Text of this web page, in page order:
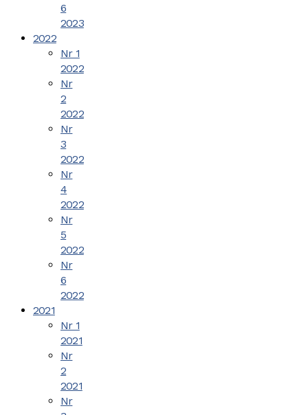
6
2023
2022
Nr 1
2022
Nr
2
2022
Nr
3
2022
Nr
4
2022
Nr
5
2022
Nr
6
2022
2021
Nr 1
2021
Nr
2
2021
Nr